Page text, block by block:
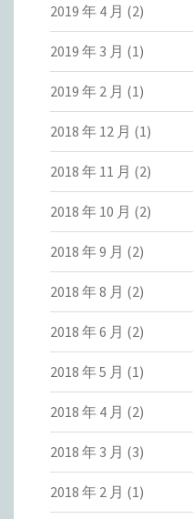
2019 年 4 月 (2)
2019 年 3 月 (1)
2019 年 2 月 (1)
2018 年 12 月 (1)
2018 年 11 月 (2)
2018 年 10 月 (2)
2018 年 9 月 (2)
2018 年 8 月 (2)
2018 年 6 月 (2)
2018 年 5 月 (1)
2018 年 4 月 (2)
2018 年 3 月 (3)
2018 年 2 月 (1)